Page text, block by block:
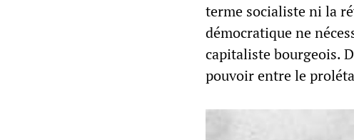
terme socialiste ni la
démocratique ne
capitaliste bourgeois.
pouvoir entre le